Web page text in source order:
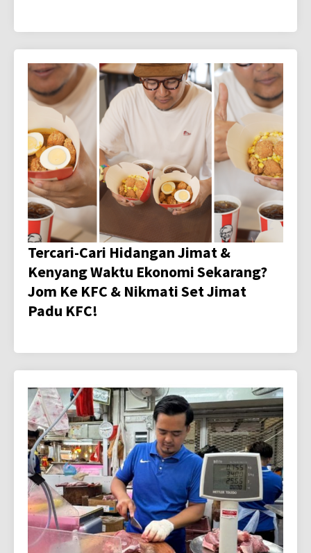
Tercari-Cari Hidangan Jimat &
Kenyang Waktu Ekonomi Sekarang?
Jom Ke KFC & Nikmati Set Jimat
Padu KFC!